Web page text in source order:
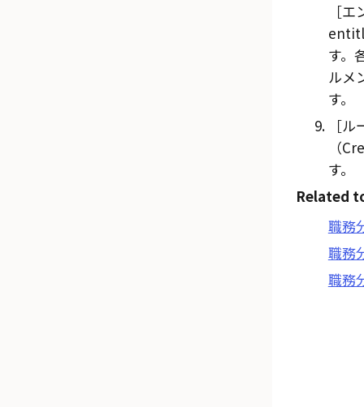
エ
す。
ルメ
す。
ル
（
す。
Related
職務
職務
職務